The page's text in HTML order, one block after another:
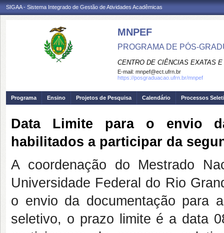
SIGAA - Sistema Integrado de Gestão de Atividades Acadêmicas
MNPEF
PROGRAMA DE PÓS-
CENTRO DE CIÊNCIAS EXATAS
E-mail: mnpef@ect.ufrn.br
https://posgraduacao.ufrn.br/mnpef
Programa Ensino Projetos de Pesquisa Calendário Processos
Data Limite para o envio
habilitados a participar da
A coordenação do Mestrado
Universidade Federal do Rio
o envio da documentação para
seletivo, o prazo limite é a data